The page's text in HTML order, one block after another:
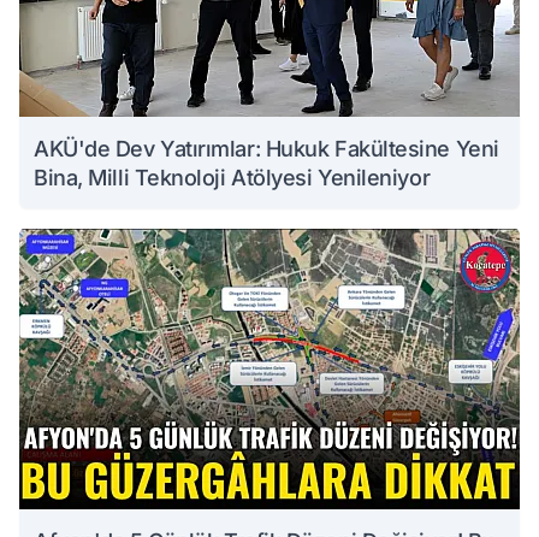
AKÜ'de Dev Yatırımlar: Hukuk Fakültesine Yeni
Bina, Milli Teknoloji Atölyesi Yenileniyor